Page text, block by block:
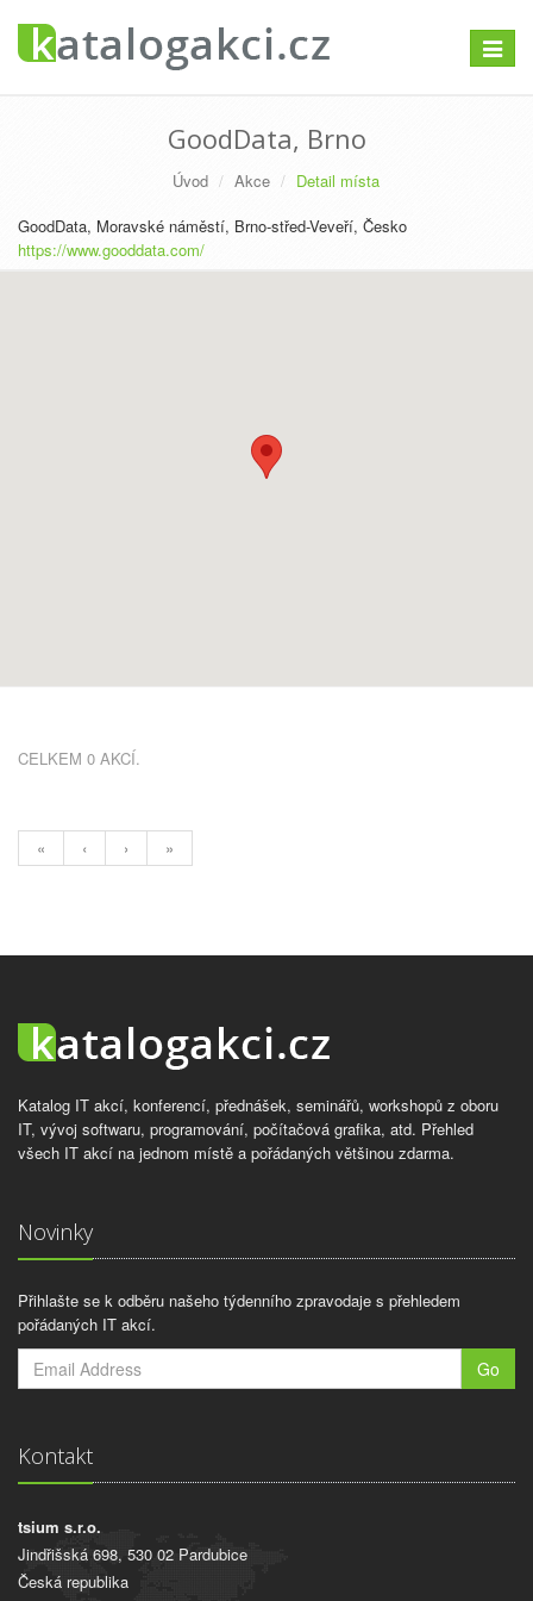
GoodData, Brno
Úvod Akce
Detail místa
GoodData, Moravské náměstí, Brno-střed-Veveří, Česko
https://www.gooddata.com/
CELKEM 0 AKCÍ.
« ‹ › »
Katalog IT akcí, konferencí, přednášek, seminářů, workshopů z oboru
IT, vývoj softwaru, programování, počítačová grafika, atd. Přehled
všech IT akcí na jednom místě a pořádaných většinou zdarma.
Novinky
Přihlašte se k odběru našeho týdenního zpravodaje s přehledem
pořádaných IT akcí.
Go
Kontakt
tsium s.r.o.
Jindřišská 698, 530 02 Pardubice
Česká republika